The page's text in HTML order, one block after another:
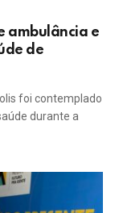
ambulância e
de
foi contemplado
durante a